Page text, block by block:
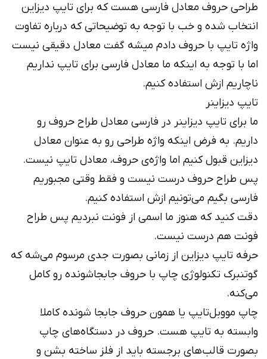
طراحی حروف معادل فارسی هست که برای تایپ دیزاین
انتخاب شده و خب با توجه به توضیحاتی که درباره تفاوت
واژه تایپ با حروف دادم میشه گفت معادل دقیقی نیست
اما با توجه به اینکه ما معادل فارسی برای تایپ نداریم
ناچاریم ازش استفاده کنیم.
تایپ دیزاینر
ما برای تایپ دیزاینر در فارسی معادل طراح حروف رو
داریم. به فرض اینکه واژه طراحی رو به عنوان معادل
دیزاین قبول کنیم اما واژه‌ی حروف، معادل تایپ نیست.
پس طراح حروف درست نیست و فقط وقتی مجبوریم
فارسی بگیم می‌تونیم ازش استفاده کنیم.
دقت کنید که هنوز ما اسمی از فونت نبردیم پس طراح
فونت هم درست نیست.
حرفه تایپ دیزاین از زمانی بصورت جدی مرسوم می‌شه که
گوتنبرک تکنولوژی چاپ با حروف جابجاشونده رو کامل
می‌کنه.
چاپ مووبل‌تایپ یا همون حروف جابجا شونده کاملا
وابسته به تایپ هست. حروف در دستگاه‌های چاپ
بصورت قالب‌های برجسته باید از فلز ساخته بشن و